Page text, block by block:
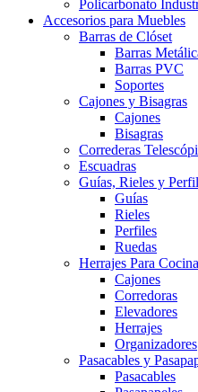
Policarbonato
Accesorios para Muebles
Barras de Clóset
Barras
Barras PVC
Soportes
Cajones y Bisagras
Cajones
Bisagras
Correderas
Escuadras
Guías, Rieles y
Guías
Rieles
Perfiles
Ruedas
Herrajes Para Cocina
Cajones
Corredoras
Elevadores
Herrajes
Organizadores
Pasacables y
Pasacables